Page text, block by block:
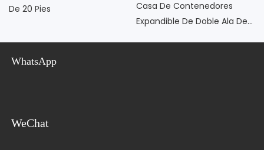
De 20 Pies
Casa De Contenedores
Expandible De Doble Ala De
WhatsApp
WeChat